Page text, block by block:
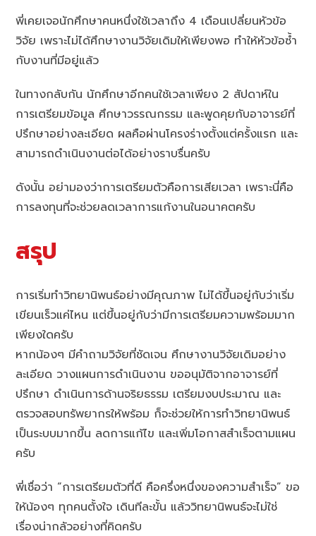
พี่เคยเจอนักศึกษาคนหนึ่งใช้เวลาถึง 4 เดือนเปลี่ยนหัวข้อ
วิจัย เพราะไม่ได้ศึกษางานวิจัยเดิมให้เพียงพอ ทำให้หัวข้อซ้ำ
กับงานที่มีอยู่แล้ว
ในทางกลับกัน นักศึกษาอีกคนใช้เวลาเพียง 2 สัปดาห์ใน
การเตรียมข้อมูล ศึกษาวรรณกรรม และพูดคุยกับอาจารย์ที่
ปรึกษาอย่างละเอียด ผลคือผ่านโครงร่างตั้งแต่ครั้งแรก และ
สามารถดำเนินงานต่อได้อย่างราบรื่นครับ
ดังนั้น อย่ามองว่าการเตรียมตัวคือการเสียเวลา เพราะนี่คือ
การลงทุนที่จะช่วยลดเวลาการแก้งานในอนาคตครับ
สรุป
การเริ่มทำวิทยานิพนธ์อย่างมีคุณภาพ ไม่ได้ขึ้นอยู่กับว่าเริ่ม
เขียนเร็วแค่ไหน แต่ขึ้นอยู่กับว่ามีการเตรียมความพร้อมมาก
เพียงใดครับ
หากน้องๆ มีคำถามวิจัยที่ชัดเจน ศึกษางานวิจัยเดิมอย่าง
ละเอียด วางแผนการดำเนินงาน ขออนุมัติจากอาจารย์ที่
ปรึกษา ดำเนินการด้านจริยธรรม เตรียมงบประมาณ และ
ตรวจสอบทรัพยากรให้พร้อม ก็จะช่วยให้การทำวิทยานิพนธ์
เป็นระบบมากขึ้น ลดการแก้ไข และเพิ่มโอกาสสำเร็จตามแผน
ครับ
พี่เชื่อว่า “การเตรียมตัวที่ดี คือครึ่งหนึ่งของความสำเร็จ” ขอ
ให้น้องๆ ทุกคนตั้งใจ เดินทีละขั้น แล้ววิทยานิพนธ์จะไม่ใช่
เรื่องน่ากลัวอย่างที่คิดครับ